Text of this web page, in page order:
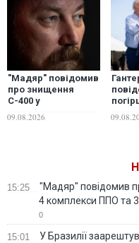
"Мадяр" повідомив
про знищення
С-400 у
комплекси ППО та 3
09.08.2026
15:25
"Мадяр" повідомив
4 комплекси ППО та
0
15:01
У Бразилії